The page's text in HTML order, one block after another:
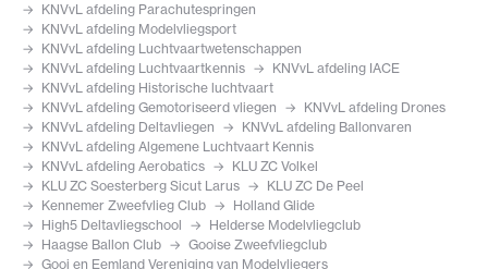
KNVvL afdeling Parachutespringen
KNVvL afdeling Modelvliegsport
KNVvL afdeling Luchtvaartwetenschappen
KNVvL afdeling Luchtvaartkennis
KNVvL afdeling IACE
KNVvL afdeling Historische luchtvaart
KNVvL afdeling Gemotoriseerd vliegen
KNVvL afdeling Drones
KNVvL afdeling Deltavliegen
KNVvL afdeling Ballonvaren
KNVvL afdeling Algemene Luchtvaart Kennis
KNVvL afdeling Aerobatics
KLU ZC Volkel
KLU ZC Soesterberg Sicut Larus
KLU ZC De Peel
Kennemer Zweefvlieg Club
Holland Glide
High5 Deltavliegschool
Helderse Modelvliegclub
Haagse Ballon Club
Gooise Zweefvliegclub
Gooi en Eemland Vereniging van Modelvliegers